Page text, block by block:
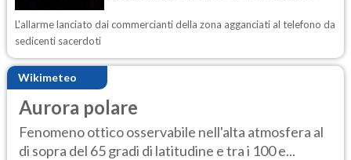
L'allarme lanciato dai commercianti della zona agganciati al telefono da
sedicenti sacerdoti
Wikimeteo
Aurora polare
Fenomeno ottico osservabile nell'alta atmosfera al
di sopra del 65 gradi di latitudine e tra i 100 e...